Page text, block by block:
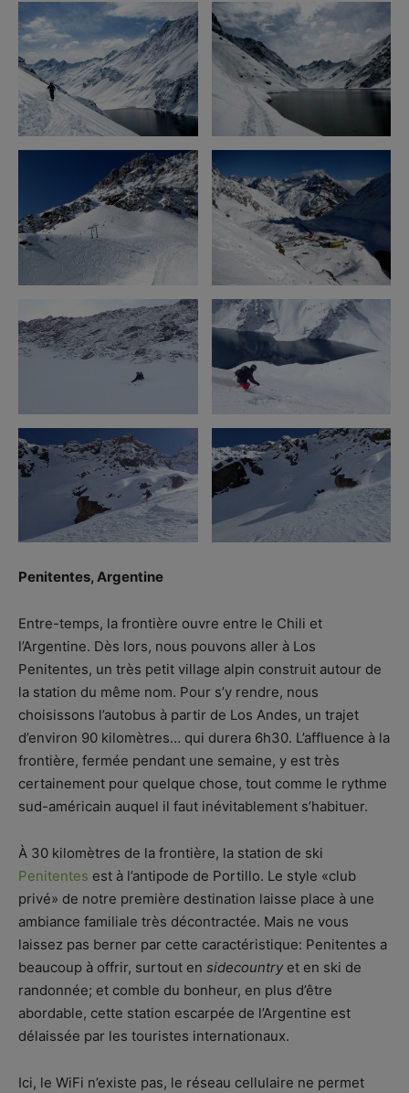
Penitentes, Argentine
Entre-temps, la frontière ouvre entre le Chili et
l’Argentine. Dès lors, nous pouvons aller à Los
Penitentes, un très petit village alpin construit autour de
la station du même nom. Pour s’y rendre, nous
choisissons l’autobus à partir de Los Andes, un trajet
d’environ 90 kilomètres… qui durera 6h30. L’affluence à la
frontière, fermée pendant une semaine, y est très
certainement pour quelque chose, tout comme le rythme
sud-américain auquel il faut inévitablement s’habituer.
À 30 kilomètres de la frontière, la station de ski
Penitentes est à l’antipode de Portillo. Le style «club
privé» de notre première destination laisse place à une
ambiance familiale très décontractée. Mais ne vous
laissez pas berner par cette caractéristique: Penitentes a
beaucoup à offrir, surtout en sidecountry et en ski de
randonnée; et comble du bonheur, en plus d’être
abordable, cette station escarpée de l’Argentine est
délaissée par les touristes internationaux.
Ici, le WiFi n’existe pas, le réseau cellulaire ne permet